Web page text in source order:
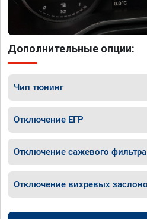
Дополнительные опции:
Чип тюнинг
Отключение ЕГР
Отключение сажевого фильтра
Отключение вихревых